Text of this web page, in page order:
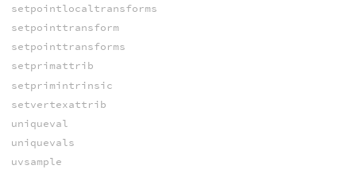
setpointlocaltransforms
setpointtransform
setpointtransforms
setprimattrib
setprimintrinsic
setvertexattrib
uniqueval
uniquevals
uvsample